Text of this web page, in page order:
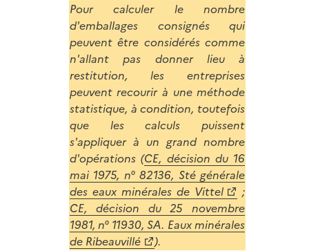
Pour calculer le nombre
d'emballages consignés qui
peuvent être considérés comme
n'allant pas donner lieu à
restitution, les entreprises
peuvent recourir à une méthode
statistique, à condition, toutefois
que les calculs puissent
s'appliquer à un grand nombre
d'opérations (CE, décision du 16
mai 1975, n° 82136, Sté générale
des eaux minérales de Vittel
;
CE, décision du 25 novembre
1981, n° 11930, SA. Eaux minérales
de Ribeauvillé
).